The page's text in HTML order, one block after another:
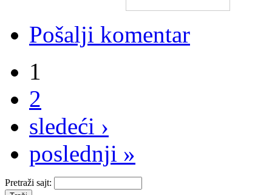
Pošalji komentar
1
2
sledeći ›
poslednji »
Pretraži sajt: